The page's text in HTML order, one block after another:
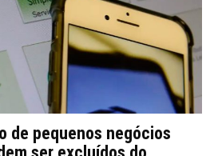
de pequenos negócios